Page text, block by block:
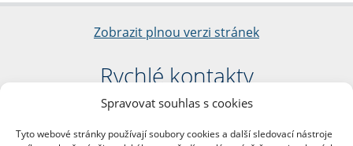
Spravovat souhlas s cookies
Tyto webové stránky používají soubory cookies a další sledovací nástroje
Zobrazit plnou verzi stránek
Rychlé kontakty
Filozofická fakulta
nám. Jana Palacha 1/2